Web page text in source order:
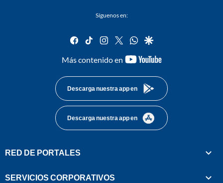
Síguenos en:
facebook
tiktok instagram
twitterwhatsapp
google
Más contenido en
youtube-
Descarga nuestra app en
Descarga nuestra app en
RED DE PORTALES
SERVICIOS CORPORATIVOS